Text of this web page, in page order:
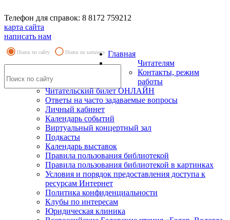
Телефон для справок: 8 8172 759212
карта сайта
написать нам
Поиск по сайту Поиск по каталогу Главная
Читателям
Контакты, режим
работы
Читательский билет ОНЛАЙН
Ответы на часто задаваемые вопросы
Личный кабинет
Календарь событий
Виртуальный концертный зал
Подкасты
Календарь выставок
Правила пользования библиотекой
Правила пользования библиотекой в картинках
Условия и порядок предоставления доступа к
ресурсам Интернет
Политика конфиденциальности
Клубы по интересам
Юридическая клиника